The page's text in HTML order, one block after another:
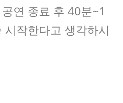
연 종료 후 40분~1
시작한다고 생각하시